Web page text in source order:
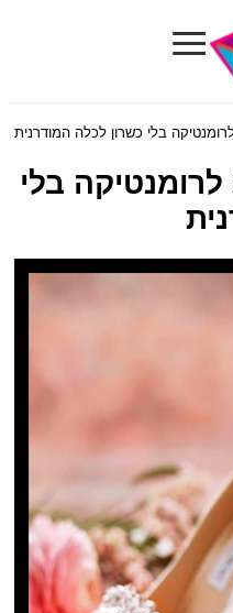
≡
בלי כשרון לכלה המודרנית
בלי